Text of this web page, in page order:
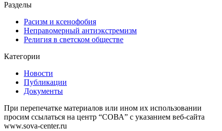
Разделы
Расизм и ксенофобия
Неправомерный антиэкстремизм
Религия в светском обществе
Категории
Новости
Публикации
Документы
При перепечатке материалов или ином их использовании
просим ссылаться на центр “СОВА” с указанием веб-сайта
www.sova-center.ru